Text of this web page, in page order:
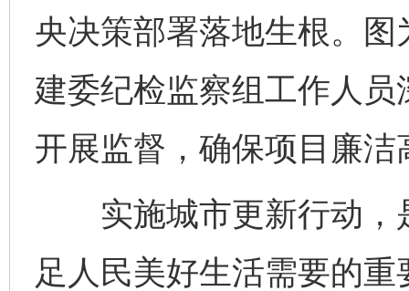
央决策部署落地生根。
建委纪检监察组工作人
开展监督，确保项目廉
实施城市更新行动，
足人民美好生活需要的重